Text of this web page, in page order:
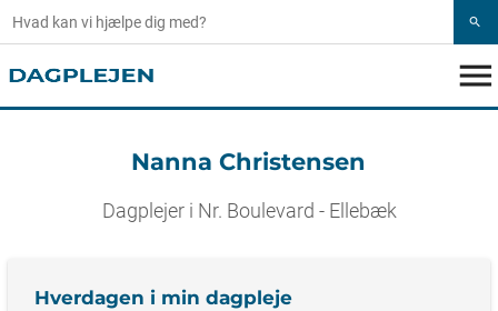
search
menu
Nanna Christensen
Dagplejer i Nr. Boulevard - Ellebæk
Hverdagen i min dagpleje